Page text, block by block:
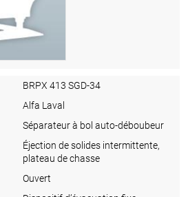
BRPX 413 SGD-34
Alfa Laval
Séparateur à bol auto-déboubeur
Éjection de solides intermittente,
plateau de chasse
Ouvert